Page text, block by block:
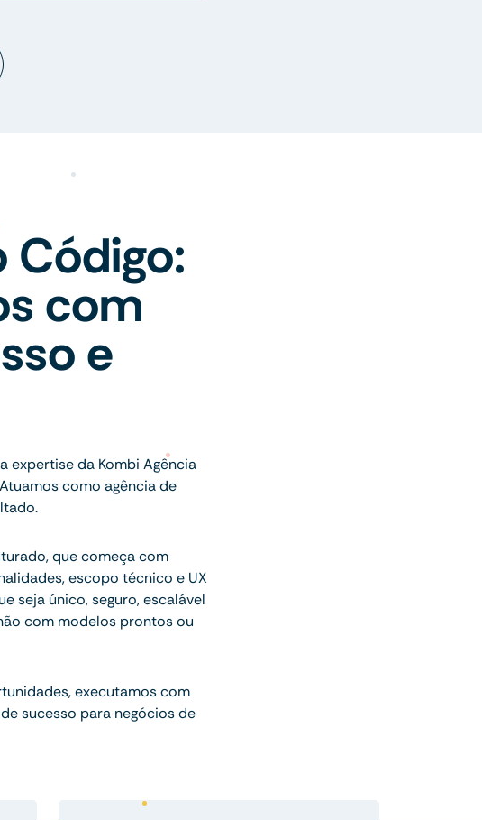
Código:
com
e
expertise da Kombi Agência
como agência de
que começa com
escopo técnico e UX
seja único, seguro, escalável
com modelos prontos ou
executamos com
sucesso para negócios de